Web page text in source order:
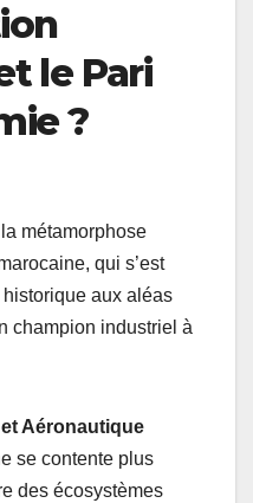
le Pari
?
métamorphose
qui s’est
aux aléas
champion industriel à
Aéronautique
se contente plus
des écosystèmes